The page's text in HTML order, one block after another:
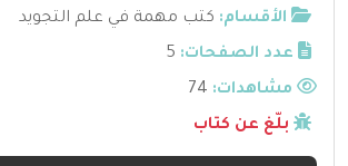
الأقسام: كتب مهمة في علم التجويد
عدد الصفحات: 5
مشاهدات:
بلّغ عن كتاب